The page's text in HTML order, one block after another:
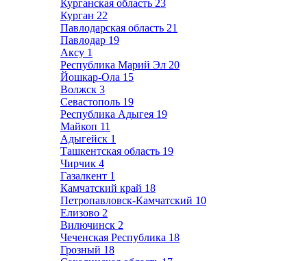
Курганская область 23
Курган 22
Павлодарская область 21
Павлодар 19
Аксу 1
Республика Марий Эл 20
Йошкар-Ола 15
Волжск 3
Севастополь 19
Республика Адыгея 19
Майкоп 11
Адыгейск 1
Ташкентская область 19
Чирчик 4
Газалкент 1
Камчатский край 18
Петропавловск-Камчатский 10
Елизово 2
Вилючинск 2
Чеченская Республика 18
Грозный 18